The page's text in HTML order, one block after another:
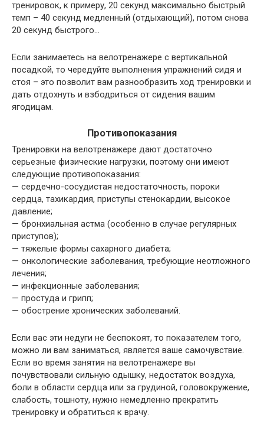
тренировок, к примеру, 20 секунд максимально быстрый
темп – 40 секунд медленный (отдыхающий), потом снова
20 секунд быстрого…
Если занимаетесь на велотренажере с вертикальной
посадкой, то чередуйте выполнения упражнений сидя и
стоя – это позволит вам разнообразить ход тренировки и
дать отдохнуть и взбодриться от сидения вашим
ягодицам.
Противопоказания
Тренировки на велотренажере дают достаточно
серьезные физические нагрузки, поэтому они имеют
следующие противопоказания:
— сердечно-сосудистая недостаточность, пороки
сердца, тахикардия, приступы стенокардии, высокое
давление;
— бронхиальная астма (особенно в случае регулярных
приступов);
— тяжелые формы сахарного диабета;
— онкологические заболевания, требующие неотложного
лечения;
— инфекционные заболевания;
— простуда и грипп;
— обострение хронических заболеваний.
Если вас эти недуги не беспокоят, то показателем того,
можно ли вам заниматься, является ваше самочувствие.
Если во время занятия на велотренажере вы
почувствовали сильную одышку, недостаток воздуха,
боли в области сердца или за грудиной, головокружение,
слабость, тошноту, нужно немедленно прекратить
тренировку и обратиться к врачу.